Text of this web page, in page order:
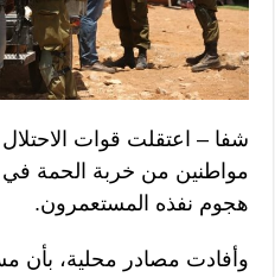
شفا – اعتقلت قوات الاحتلال
مواطنين من خربة الحمة في
هجوم نفذه المستعمرون.
وأفادت مصادر محلية، بأن